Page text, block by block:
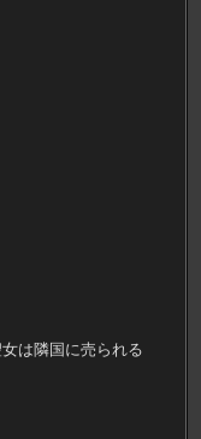
は隣国に売られる